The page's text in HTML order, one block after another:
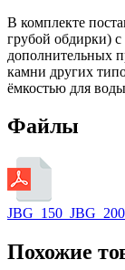
В комплекте
грубой обдирки) с
дополнительных
камни других
ёмкостью для
Файлы
Похожие